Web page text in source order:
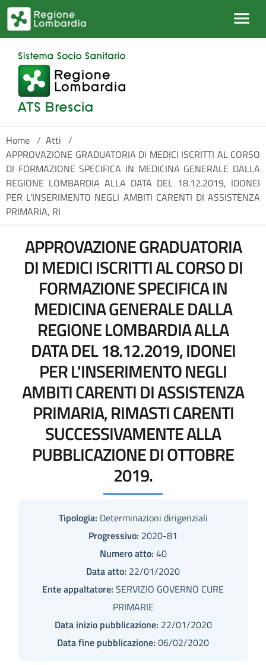
Salta al contenuto principale
Home / Atti /
APPROVAZIONE GRADUATORIA DI MEDICI ISCRITTI AL CORSO
DI FORMAZIONE SPECIFICA IN MEDICINA GENERALE DALLA
REGIONE LOMBARDIA ALLA DATA DEL 18.12.2019, IDONEI
PER L'INSERIMENTO NEGLI AMBITI CARENTI DI ASSISTENZA
PRIMARIA, RI
APPROVAZIONE GRADUATORIA
DI MEDICI ISCRITTI AL CORSO DI
FORMAZIONE SPECIFICA IN
MEDICINA GENERALE DALLA
REGIONE LOMBARDIA ALLA
DATA DEL 18.12.2019, IDONEI
PER L'INSERIMENTO NEGLI
AMBITI CARENTI DI ASSISTENZA
PRIMARIA, RIMASTI CARENTI
SUCCESSIVAMENTE ALLA
PUBBLICAZIONE DI OTTOBRE
2019.
Tipologia: Determinazioni dirigenziali
Progressivo: 2020-81
Numero atto: 40
Data atto: 22/01/2020
Ente appaltatore: SERVIZIO GOVERNO CURE
PRIMARIE
Data inizio pubblicazione: 22/01/2020
Data fine pubblicazione: 06/02/2020